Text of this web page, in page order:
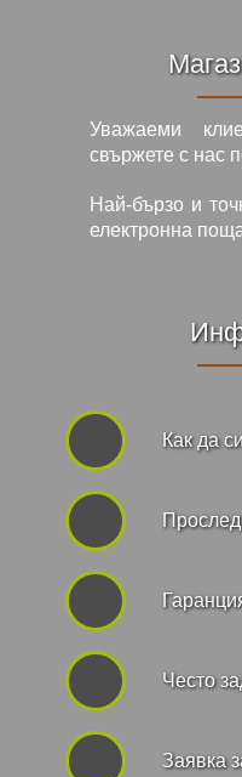
Уважаеми
свържете с нас
Най-бързо и
електронна
Как да
Често
Заявка